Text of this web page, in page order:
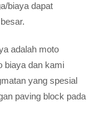
biaya dapat
adalah moto
biaya dan kami
yang spesial
paving block pada